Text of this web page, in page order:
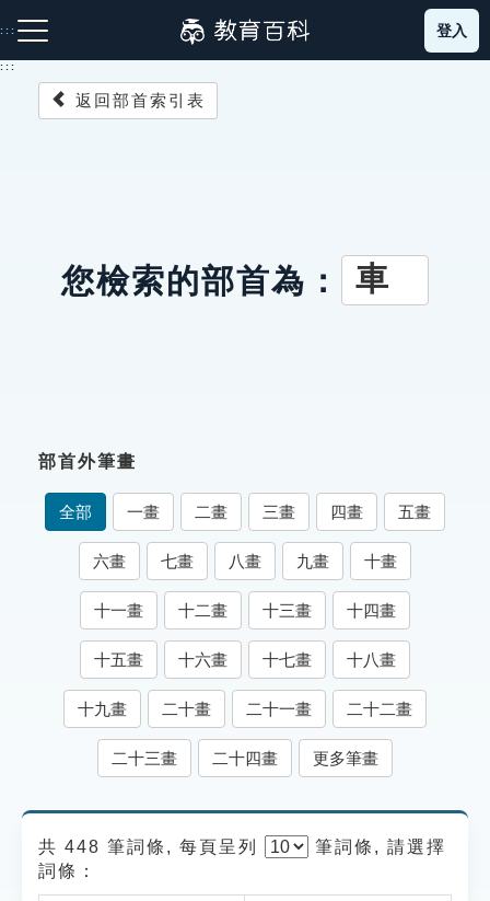
到
主
:::
成語故事
索引選單
知識索引
單字索引
生命大百科索引
遊戲專區
貓頭鷹博士
登入
:::
返回部首索引表
您檢索的部首為： 車
部首外筆畫
全部 一畫 二畫 三畫 四畫 五畫
六畫 七畫 八畫 九畫 十畫
十一畫 十二畫 十三畫 十四畫
十五畫 十六畫 十七畫 十八畫
十九畫 二十畫 二十一畫 二十二畫
二十三畫 二十四畫 更多筆畫
共 448 筆詞條, 每頁呈列 筆詞條, 請選擇
詞條：